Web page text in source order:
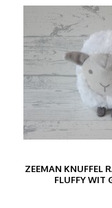
ZEEMAN KNUFFEL
FLUFFY WIT